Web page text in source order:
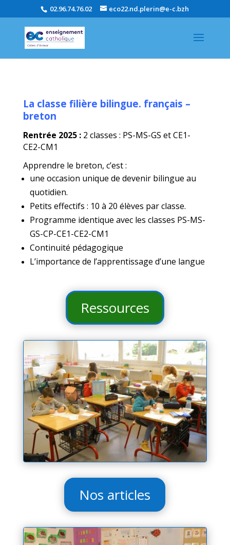
02.96.74.76.02 eco22.nd.plerin@e-c.bzh
La classe filière bilingue. français –
breton
Rentrée 2025 :2 classes : PS-MS-GS et CE1-
CE2-CM1
Apprendre le breton, c’est :
une occasion unique de devenir bilingue au
quotidien.
Petits effectifs : 10 à 20 élèves par classe.
Programme identique avec les classes PS-MS-
GS-CP-CE1-CE2-CM1
Continuité pédagogique
L’importance de l’apprentissage d’une langue
Ressources
Nos articles